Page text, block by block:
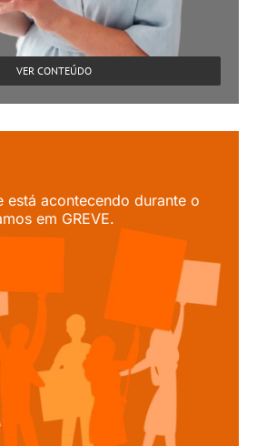
VER CONTEÚDO
está acontecendo durante o
em GREVE.